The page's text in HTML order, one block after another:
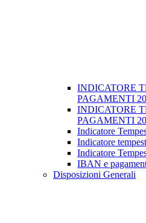
INDICATORE
PAGAMENTI
INDICATORE
PAGAMENTI
Indicatore
Indicatore
Indicatore
IBAN e
Disposizioni Generali